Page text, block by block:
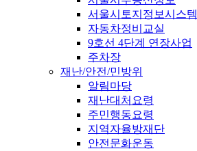
서울시토지정보시스템
자동차정비교실
9호선 4단계 연장사업
주차장
재난/안전/민방위
알림마당
재난대처요령
주민행동요령
지역자율방재단
안전문화운동